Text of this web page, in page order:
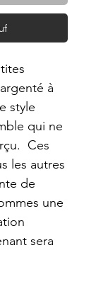
à
style
qui ne
Ces
les autres
de
une
sera